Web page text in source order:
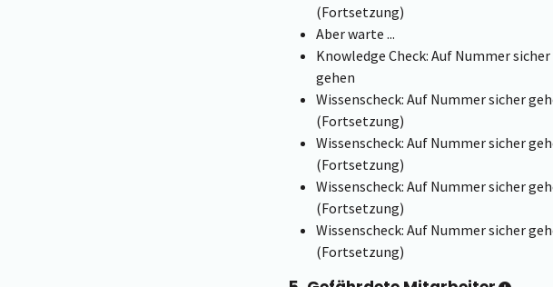
(Fortsetzung)
Aber warte ...
Knowledge Check: Auf Nummer sicher
gehen
Wissenscheck: Auf Nummer sicher
(Fortsetzung)
Wissenscheck: Auf Nummer sicher
(Fortsetzung)
Wissenscheck: Auf Nummer sicher
(Fortsetzung)
Wissenscheck: Auf Nummer sicher
(Fortsetzung)